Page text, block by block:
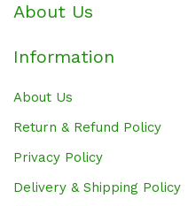
About Us
Information
About Us
Return & Refund Policy
Privacy Policy
Delivery & Shipping Policy